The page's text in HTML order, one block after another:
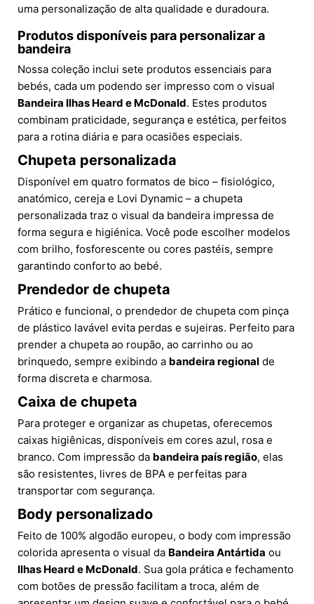
uma personalização de alta qualidade e duradoura.
Produtos disponíveis para personalizar a
bandeira
Nossa coleção inclui sete produtos essenciais para
bebés, cada um podendo ser impresso com o visual
Bandeira Ilhas Heard e McDonald. Estes produtos
combinam praticidade, segurança e estética, perfeitos
para a rotina diária e para ocasiões especiais.
Chupeta personalizada
Disponível em quatro formatos de bico – fisiológico,
anatómico, cereja e Lovi Dynamic – a chupeta
personalizada traz o visual da bandeira impressa de
forma segura e higiénica. Você pode escolher modelos
com brilho, fosforescente ou cores pastéis, sempre
garantindo conforto ao bebé.
Prendedor de chupeta
Prático e funcional, o prendedor de chupeta com pinça
de plástico lavável evita perdas e sujeiras. Perfeito para
prender a chupeta ao roupão, ao carrinho ou ao
brinquedo, sempre exibindo a bandeira regional de
forma discreta e charmosa.
Caixa de chupeta
Para proteger e organizar as chupetas, oferecemos
caixas higiênicas, disponíveis em cores azul, rosa e
branco. Com impressão da bandeira país região, elas
são resistentes, livres de BPA e perfeitas para
transportar com segurança.
Body personalizado
Feito de 100% algodão europeu, o body com impressão
colorida apresenta o visual da Bandeira Antártida ou
Ilhas Heard e McDonald. Sua gola prática e fechamento
com botões de pressão facilitam a troca, além de